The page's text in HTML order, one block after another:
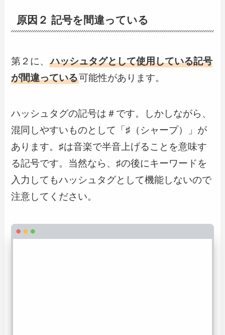
原因２ 記号を間違っている
第２に、ハッシュタグとして使用している記号
が間違っている可能性があります。
ハッシュタグの記号は ＃です。しかしながら、
混同しやすいものとして「♯（シャープ）」が
あります。♯は音楽で半音上げることを意味す
る記号です。当然なら、♯の後にキーワードを
入力してもハッシュタグとして機能しないので
注意してください。